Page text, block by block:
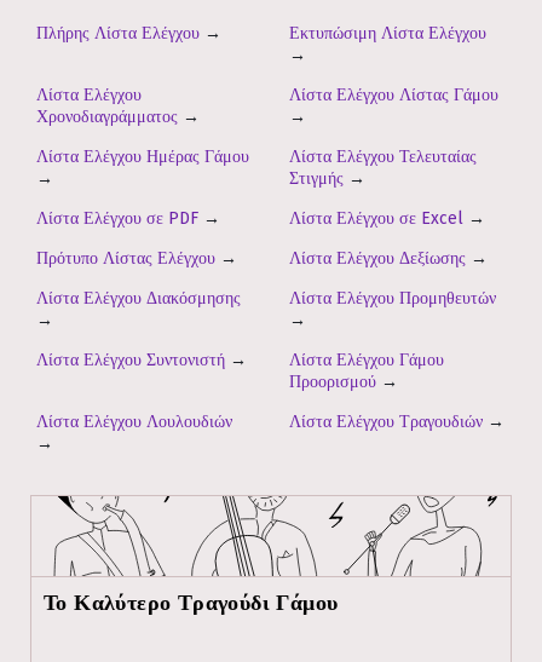
Πλήρης Λίστα Ελέγχου →
Εκτυπώσιμη Λίστα Ελέγχου
→
Λίστα Ελέγχου
Χρονοδιαγράμματος →
Λίστα Ελέγχου Λίστας Γάμου
→
Λίστα Ελέγχου Ημέρας Γάμου
→
Λίστα Ελέγχου Τελευταίας
Στιγμής →
Λίστα Ελέγχου σε PDF → Λίστα Ελέγχου σε Excel →
Πρότυπο Λίστας Ελέγχου → Λίστα Ελέγχου Δεξίωσης →
Λίστα Ελέγχου Διακόσμησης
→
Λίστα Ελέγχου Προμηθευτών
→
Λίστα Ελέγχου Συντονιστή →
Λίστα Ελέγχου Γάμου
Προορισμού →
Λίστα Ελέγχου Λουλουδιών
→
Λίστα Ελέγχου Τραγουδιών →
Το Καλύτερο Τραγούδι Γάμου